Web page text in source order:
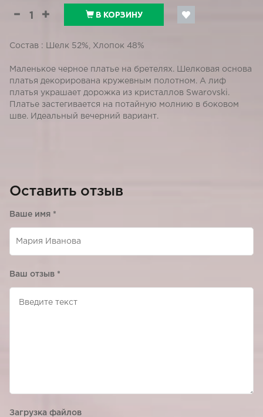
В КОРЗИНУ
Состав : Шелк 52%, Хлопок 48%
Маленькое черное платье на бретелях. Шелковая основа
платья декорирована кружевным полотном. А лиф
платья украшает дорожка из кристаллов Swarovski.
Платье застегивается на потайную молнию в боковом
шве. Идеальный вечерний вариант.
Оставить отзыв
Ваше имя *
Ваш отзыв *
Загрузка файлов